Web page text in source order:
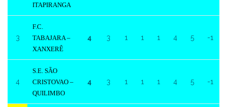
ITAPIRANGA
3
F.C.
TABAJARA –
XANXERÊ
4 3 1 1 1 4 5 -1
4
S.E. SÃO
CRISTOVAO –
QUILIMBO
4 3 1 1 1 4 5 -1